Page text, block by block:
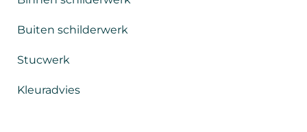
Buiten schilderwerk
Stucwerk
Kleuradvies